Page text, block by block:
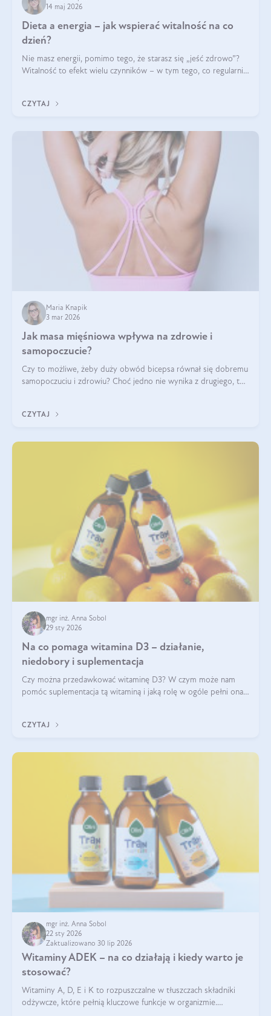
14 maj 2026
Dieta a energia – jak wspierać witalność na co
dzień?
Nie masz energii, pomimo tego, że starasz się „jeść zdrowo”?
Witalność to efekt wielu czynników – w tym tego, co regularnie
CZYTAJ
Maria Knapik
3 mar 2026
Jak masa mięśniowa wpływa na zdrowie i
samopoczucie?
Czy to możliwe, żeby duży obwód bicepsa równał się dobremu
samopoczuciu i zdrowiu? Choć jedno nie wynika z drugiego, to
wyjaśnimy.
CZYTAJ
mgr inż. Anna Sobol
29 sty 2026
Na co pomaga witamina D3 – działanie,
niedobory i suplementacja
Czy można przedawkować witaminę D3? W czym może nam
pomóc suplementacja tą witaminą i jaką rolę w ogóle pełni ona
robić?
CZYTAJ
mgr inż. Anna Sobol
22 sty 2026
Zaktualizowano 30 lip 2026
Witaminy ADEK – na co działają i kiedy warto je
stosować?
Witaminy A, D, E i K to rozpuszczalne w tłuszczach składniki
odżywcze, które pełnią kluczowe funkcje w organizmie.